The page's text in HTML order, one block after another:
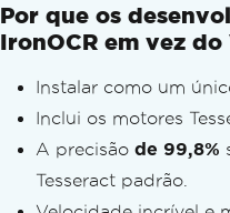
Por que os
IronOCR em vez
Instalar como um
Inclui os motores
A precisão de 99,8%
Tesseract padrão.